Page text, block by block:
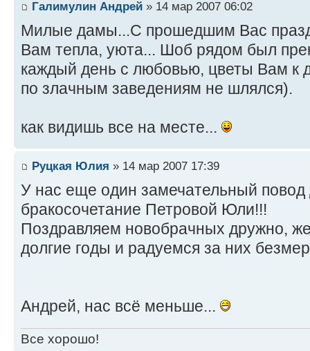
Галимулин Андрей » 14 мар 2007 06:02
Милые дамы...С прошедшим Вас
Вам тепла, уюта... Шоб рядом был
каждый день с любовью, цветы Вам к
по злачным заведениям не шлялся).
как видишь все на месте...
Руцкая Юлия » 14 мар 2007 17:39
У нас еще один замечательный повод
бракосочетание Петровой Юли!!!
Поздравляем новобрачных дружно,
долгие годы и радуемся за них
Андрей, нас всё меньше...
Все хорошо!